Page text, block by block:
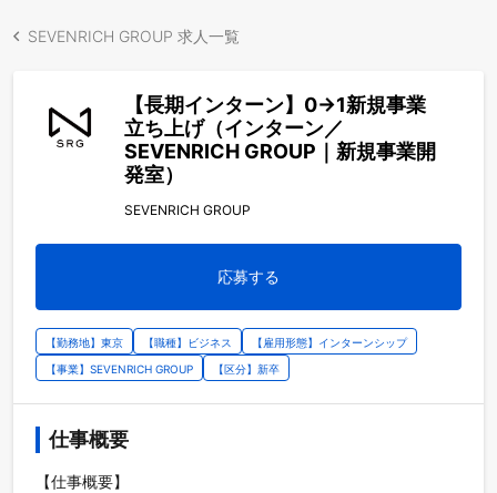
SEVENRICH GROUP 求人一覧
【長期インターン】0→1新規事業
立ち上げ（インターン／
SEVENRICH GROUP｜新規事業開
発室）
SEVENRICH GROUP
応募する
【勤務地】東京 【職種】ビジネス
【雇用形態】インターンシップ
【事業】SEVENRICH GROUP
【区分】新卒
仕事概要
【仕事概要】